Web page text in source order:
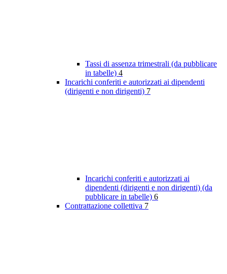
Tassi di assenza trimestrali (da pubblicare
in tabelle) 4
Incarichi conferiti e autorizzati ai dipendenti
(dirigenti e non dirigenti) 7
Incarichi conferiti e autorizzati ai
dipendenti (dirigenti e non dirigenti) (da
pubblicare in tabelle) 6
Contrattazione collettiva 7